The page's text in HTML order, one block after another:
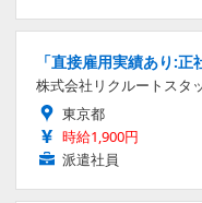
「直接雇用実績あり:
株式会社リクルートスタ
東京都
時給1,900円
派遣社員